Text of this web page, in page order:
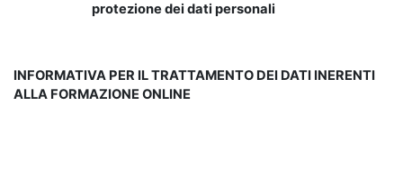
protezione dei dati personali
INFORMATIVA PER IL TRATTAMENTO DEI DATI INERENTI
ALLA FORMAZIONE ONLINE